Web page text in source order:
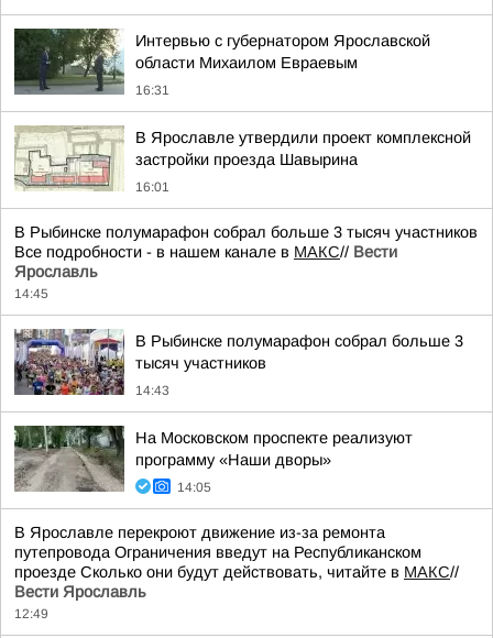
Интервью с губернатором Ярославской
области Михаилом Евраевым
16:31
В Ярославле утвердили проект комплексной
застройки проезда Шавырина
16:01
В Рыбинске полумарафон собрал больше 3 тысяч участников
Все подробности - в нашем канале в МАКС// Вести
Ярославль
14:45
В Рыбинске полумарафон собрал больше 3
тысяч участников
14:43
На Московском проспекте реализуют
программу «Наши дворы»
14:05
В Ярославле перекроют движение из-за ремонта
путепровода Ограничения введут на Республиканском
проезде Сколько они будут действовать, читайте в МАКС//
Вести Ярославль
12:49